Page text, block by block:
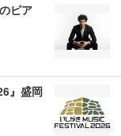
ピア
』盛岡